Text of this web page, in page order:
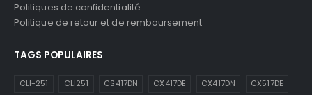
Politiques de confidentialité
Politique de retour et de remboursement
TAGS POPULAIRES
CLI-251 CLI251 CS417DN CX417DE CX417DN CX517DE